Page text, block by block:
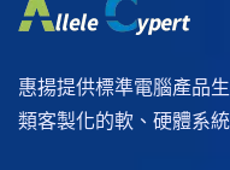
惠揚提供標準電腦產品
類客製化的軟、硬體系統